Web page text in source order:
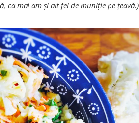
ca mai am şi alt fel de muniţie pe ţeavă.)